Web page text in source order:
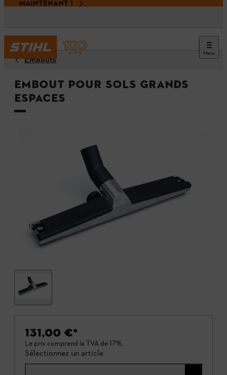
MAINTENANT !
Menu
Embouts
Embout pour sols grands
espaces
131,00 €*
Le prix comprend la TVA de 17%.
Sélectionnez un article